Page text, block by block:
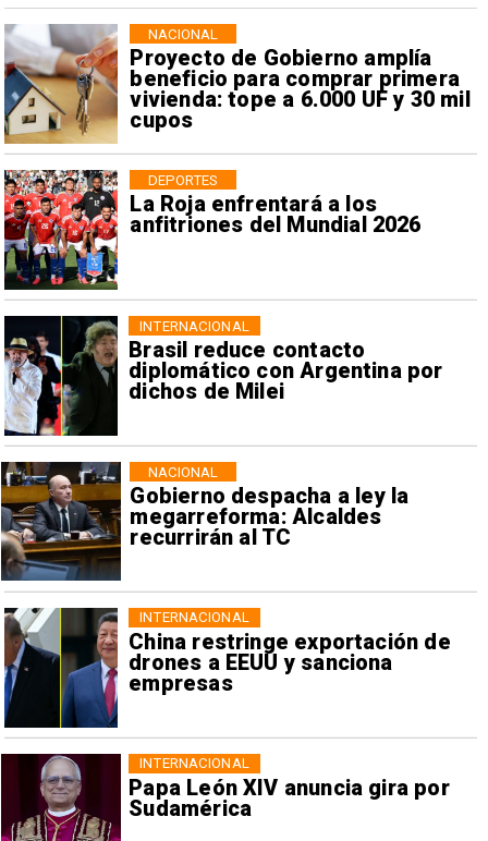
Proyecto de Gobierno amplía
beneficio para comprar primera
vivienda: tope a 6.000 UF y 30 mil
cupos
NACIONAL
La Roja enfrentará a los
anfitriones del Mundial 2026
DEPORTES
Brasil reduce contacto
diplomático con Argentina por
dichos de Milei
INTERNACIONAL
Gobierno despacha a ley la
megarreforma: Alcaldes
recurrirán al TC
NACIONAL
China restringe exportación de
drones a EEUU y sanciona
empresas
INTERNACIONAL
Papa León XIV anuncia gira por
Sudamérica
INTERNACIONAL